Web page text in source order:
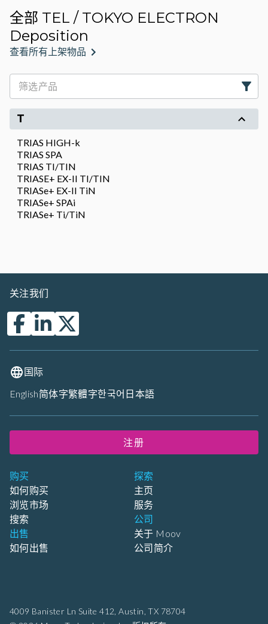
全部 TEL / TOKYO ELECTRON
Deposition
查看所有上架物品
T
TRIAS HIGH-k
TRIAS SPA
TRIAS TI/TIN
TRIASE+ EX-II TI/TIN
TRIASe+ EX-II TiN
TRIASe+ SPAi
TRIASe+ Ti/TiN
4009 Banister Ln Suite 412, Austin, TX 78704
购买
如何购买
浏览市场
搜索
出售
如何出售
探索
主页
服务
公司
关于 Moov
公司简介
关注我们
国际
English简体字繁體字한국어 日本語
注册